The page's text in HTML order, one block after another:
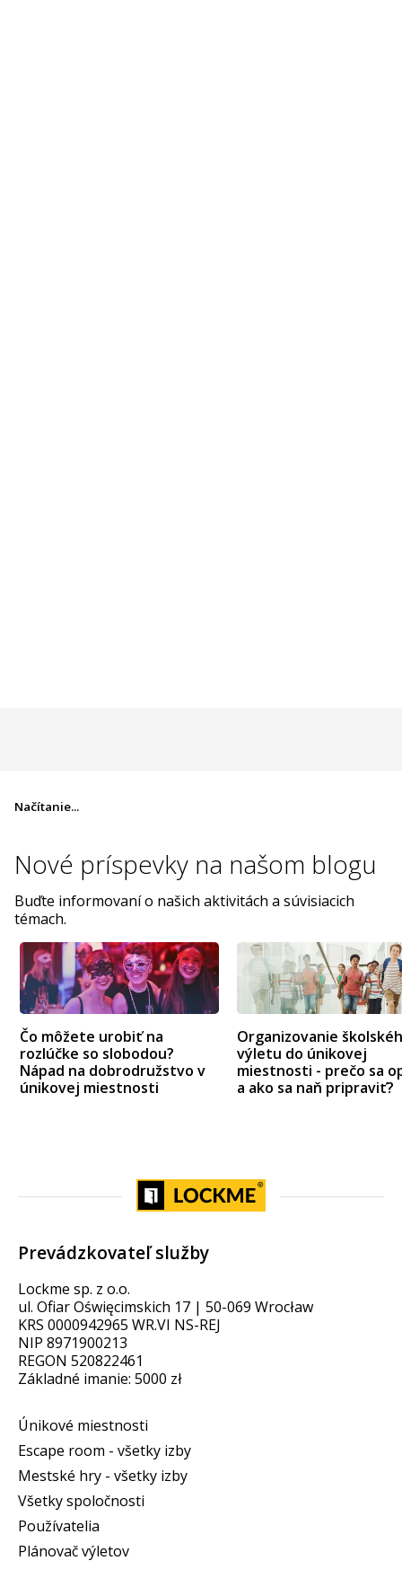
Načítanie...
Nové príspevky na našom blogu
Buďte informovaní o našich aktivitách a súvisiacich
témach.
Čo môžete urobiť na
rozlúčke so slobodou?
Nápad na dobrodružstvo v
únikovej miestnosti
Organizovanie
výletu do únikovej
miestnosti - prečo sa
a ako sa naň pripraviť?
Prevádzkovateľ služby
Lockme sp. z o.o.
ul. Ofiar Oświęcimskich 17 | 50-069 Wrocław
KRS 0000942965 WR.VI NS-REJ
NIP 8971900213
REGON 520822461
Základné imanie: 5000 zł
Únikové miestnosti
Escape room - všetky izby
Mestské hry - všetky izby
Všetky spoločnosti
Používatelia
Plánovač výletov